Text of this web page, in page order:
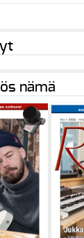
nämä